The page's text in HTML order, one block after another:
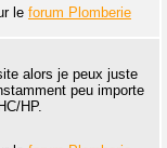
le forum Plomberie
alors je peux juste
peu importe
HP.